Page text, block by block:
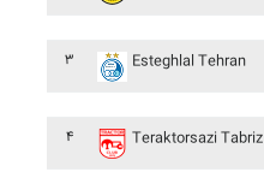
۳ Esteghlal Tehran
۴ Teraktorsazi Tabriz